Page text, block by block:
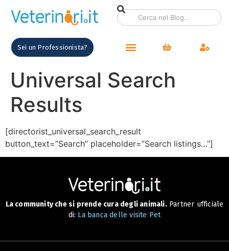
Sei un Professionista?
Universal Search
Results
[directorist_universal_search_result
button_text=”Search” placeholder=”Search listings…”]
La community che si prende cura degli animali.Partner ufficiale
di: La banca delle visite Pet